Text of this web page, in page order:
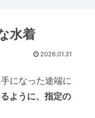
水着
2026.01.31
になった途端に
ように、指定の